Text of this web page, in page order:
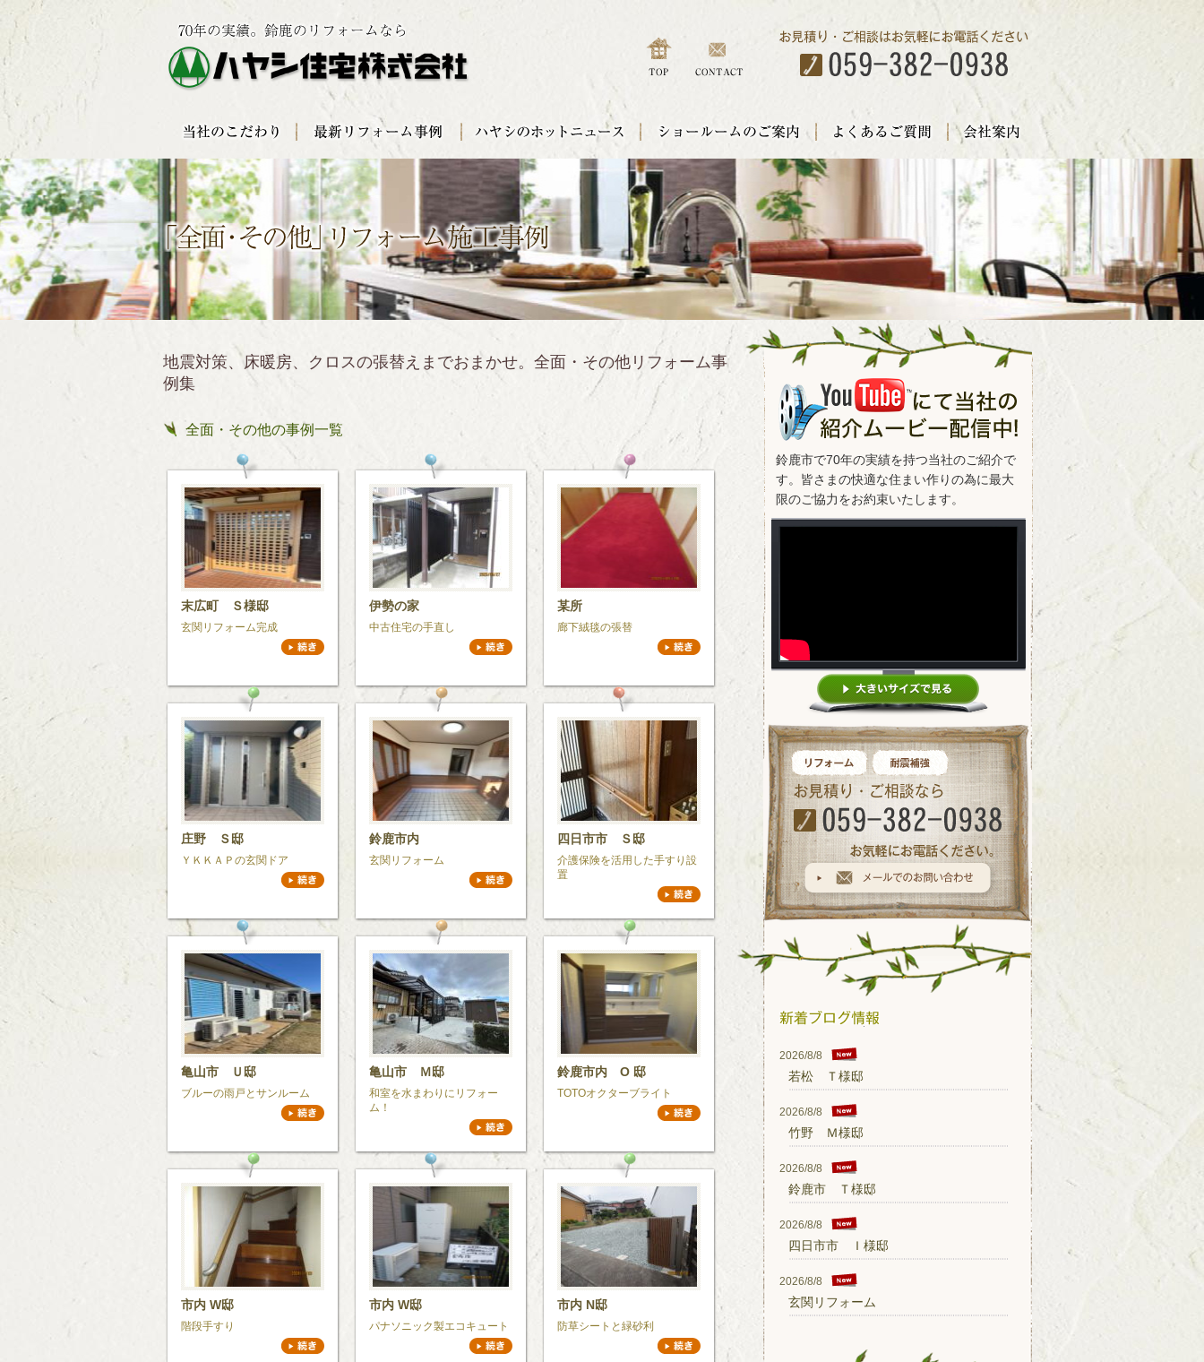
地震対策、床暖房、クロスの張替えまでおまかせ。全面・その他リフォーム事
例集
全面・その他の事例一覧
末広町 Ｓ様邸
玄関リフォーム完成
伊勢の家
中古住宅の手直し
某所
廊下絨毯の張替
庄野 Ｓ邸
ＹＫＫＡＰの玄関ドア
鈴鹿市内
玄関リフォーム
四日市市 Ｓ邸
介護保険を活用した手すり設
置
亀山市 Ｕ邸
ブルーの雨戸とサンルーム
亀山市 Ｍ邸
和室を水まわりにリフォー
ム！
鈴鹿市内 O 邸
TOTOオクターブライト
市内 W邸
階段手すり
市内 W邸
パナソニック製エコキュート
市内 N邸
防草シートと緑砂利
鈴鹿市で70年の実績を持つ当社のご紹介で
す。皆さまの快適な住まい作りの為に最大
限のご協力をお約束いたします。
2026/8/8
若松 Ｔ様邸
2026/8/8
竹野 Ｍ様邸
2026/8/8
鈴鹿市 Ｔ様邸
2026/8/8
四日市市 Ｉ様邸
2026/8/8
玄関リフォーム